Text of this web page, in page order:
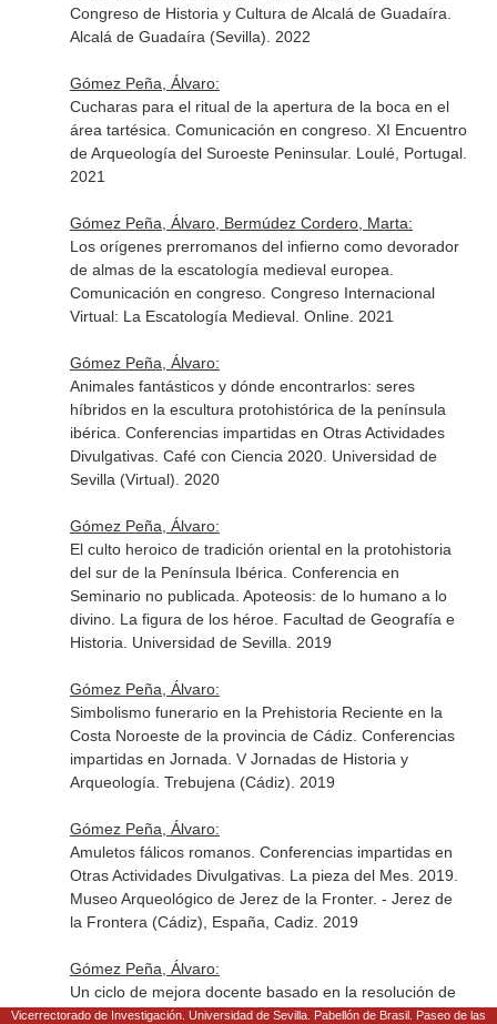
Congreso de Historia y Cultura de Alcalá de Guadaíra.
Alcalá de Guadaíra (Sevilla). 2022
Gómez Peña, Álvaro:
Cucharas para el ritual de la apertura de la boca en el
área tartésica. Comunicación en congreso. XI Encuentro
de Arqueología del Suroeste Peninsular. Loulé, Portugal.
2021
Gómez Peña, Álvaro, Bermúdez Cordero, Marta:
Los orígenes prerromanos del infierno como devorador
de almas de la escatología medieval europea.
Comunicación en congreso. Congreso Internacional
Virtual: La Escatología Medieval. Online. 2021
Gómez Peña, Álvaro:
Animales fantásticos y dónde encontrarlos: seres
híbridos en la escultura protohistórica de la península
ibérica. Conferencias impartidas en Otras Actividades
Divulgativas. Café con Ciencia 2020. Universidad de
Sevilla (Virtual). 2020
Gómez Peña, Álvaro:
El culto heroico de tradición oriental en la protohistoria
del sur de la Península Ibérica. Conferencia en
Seminario no publicada. Apoteosis: de lo humano a lo
divino. La figura de los héroe. Facultad de Geografía e
Historia. Universidad de Sevilla. 2019
Gómez Peña, Álvaro:
Simbolismo funerario en la Prehistoria Reciente en la
Costa Noroeste de la provincia de Cádiz. Conferencias
impartidas en Jornada. V Jornadas de Historia y
Arqueología. Trebujena (Cádiz). 2019
Gómez Peña, Álvaro:
Amuletos fálicos romanos. Conferencias impartidas en
Otras Actividades Divulgativas. La pieza del Mes. 2019.
Museo Arqueológico de Jerez de la Fronter. - Jerez de
la Frontera (Cádiz), España, Cadiz. 2019
Gómez Peña, Álvaro:
Un ciclo de mejora docente basado en la resolución de
problemas aplicado a la asignatura de Prehistoria I.
Vicerrectorado de Investigación. Universidad de Sevilla. Pabellón de Brasil. Paseo de las